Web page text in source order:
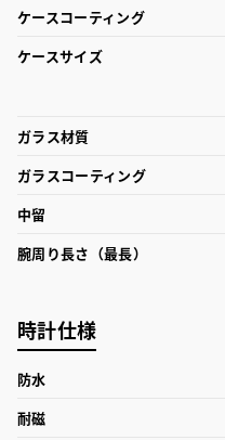
ケースコーティング
ケースサイズ
ガラス材質
ガラスコーティング
中留
腕周り長さ（最長）
時計仕様
防水
耐磁